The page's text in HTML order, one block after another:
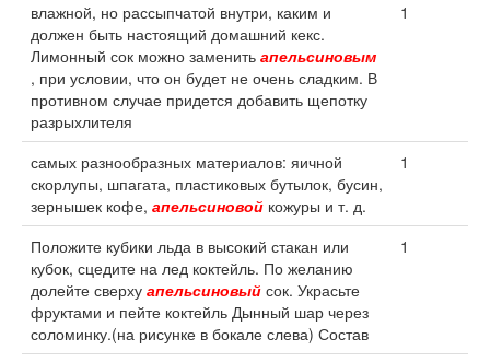
влажной, но рассыпчатой внутри, каким и
должен быть настоящий домашний кекс.
Лимонный сок можно заменить апельсиновым
, при условии, что он будет не очень сладким. В
противном случае придется добавить щепотку
разрыхлителя
1
самых разнообразных материалов: яичной
скорлупы, шпагата, пластиковых бутылок, бусин,
зернышек кофе, апельсиновой кожуры и т. д.
1
Положите кубики льда в высокий стакан или
кубок, сцедите на лед коктейль. По желанию
долейте сверху апельсиновый сок. Украсьте
фруктами и пейте коктейль Дынный шар через
соломинку.(на рисунке в бокале слева) Состав
1